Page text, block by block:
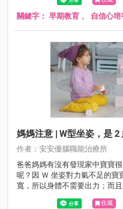
可能會陷入自我懷疑和消極情
關鍵字： 早期教育 、 自信心培
媽媽注意 | W型坐姿，是 2
作者：安安優腦職能治療所
爸爸媽媽有沒有發現家中寶寶
呢？因 Ｗ 坐姿對力氣不足的寶
寬，所以身體不需要出力；而
了，這樣的坐姿可能對往後的發
收藏